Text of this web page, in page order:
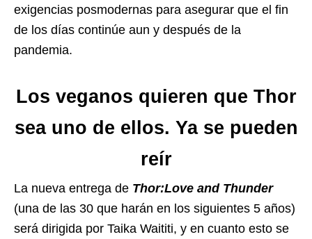
exigencias posmodernas para asegurar que el fin
de los días continúe aun y después de la
pandemia.
Los veganos quieren que Thor
sea uno de ellos. Ya se pueden
reír
La nueva entrega de Thor:Love and Thunder
(una de las 30 que harán en los siguientes 5 años)
será dirigida por Taika Waititi, y en cuanto esto se